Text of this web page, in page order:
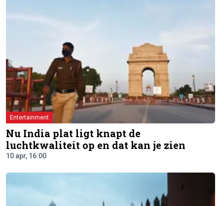
Entertainment
Nu India plat ligt knapt de
luchtkwaliteit op en dat kan je zien
10 apr, 16:00